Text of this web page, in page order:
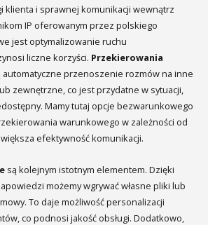
klienta i sprawnej komunikacji wewnątrz
IP oferowanym przez polskiego
jest optymalizowanie ruchu
liczne korzyści. Przekierowania
automatyczne przenoszenie rozmów na inne
zewnętrzne, co jest przydatne w sytuacji,
Mamy tutaj opcje bezwarunkowego
warunkowego w zależności od
efektywność komunikacji.
są kolejnym istotnym elementem. Dzięki
możemy wgrywać własne pliki lub
To daje możliwość personalizacji
co podnosi jakość obsługi. Dodatkowo,